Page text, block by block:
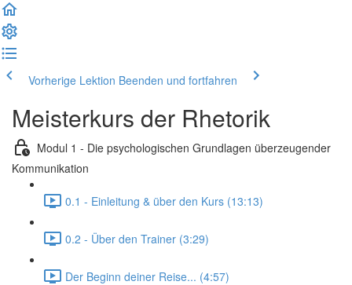
Vorherige Lektion Beenden und fortfahren
Meisterkurs der Rhetorik
Modul 1 - Die psychologischen Grundlagen überzeugender
Kommunikation
0.1 - Einleitung & über den Kurs (13:13)
0.2 - Über den Trainer (3:29)
Der Beginn deiner Reise... (4:57)